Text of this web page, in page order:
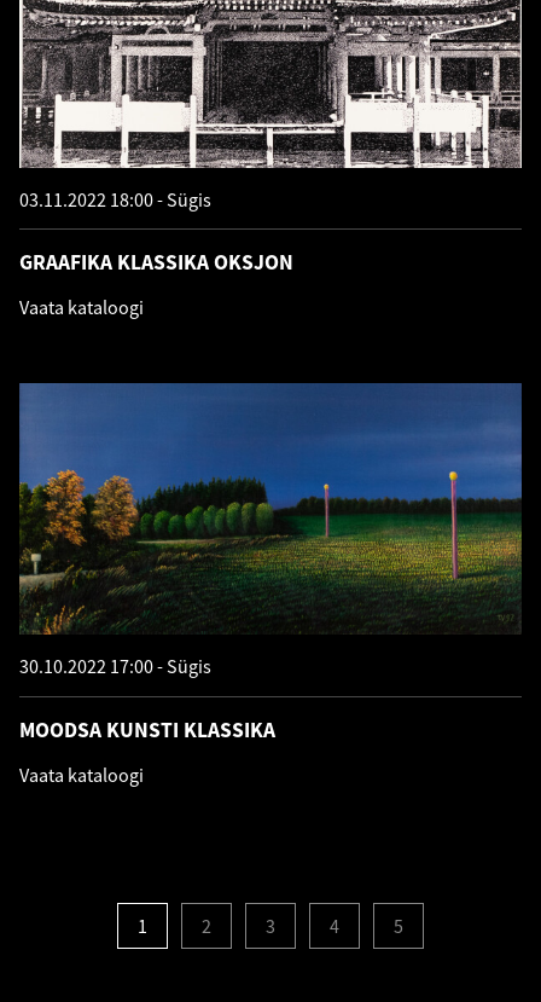
GRAAFIKA KLASSIKA OKSJON
03.11.2022 18:00 Sügis
Vaata kataloogi
MOODSA KUNSTI KLASSIKA
30.10.2022 17:00 Sügis
Vaata kataloogi
1 2 3 4 5